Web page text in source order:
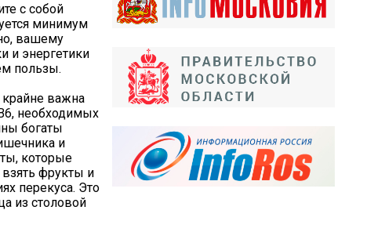
с собой
минимум
вашему
и энергетики
пользы.
важна
необходимых
богаты
и
которые
фрукты и
перекуса. Это
из столовой